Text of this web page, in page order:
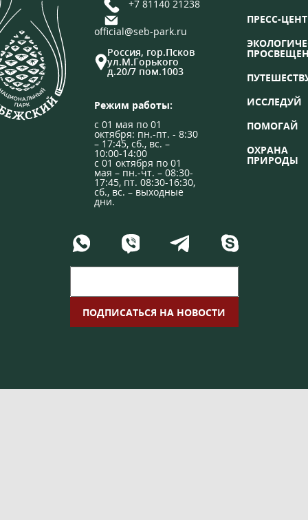
+7 81140 21238
official@seb-park.ru
Россия, гор.Псков
ул.М.Горького
д.20/7 пом.1003
Режим работы:
с 01 мая по 01
октября: пн.-пт. - 8:30
– 17:45, сб., вс. –
10:00-14:00
с 01 октября по 01
мая – пн.-чт. – 08:30-
17:45, пт. 08:30-16:30,
сб., вс. – выходные
дни.
ПРЕСС-
ИССЛЕДУЙ
ПОМОГАЙ
ОХРАНА
ПРИРОДЫ